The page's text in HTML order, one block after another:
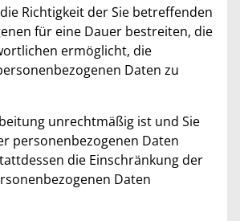
Richtigkeit der Sie betreffenden
für eine Dauer bestreiten, die
ermöglicht, die
Daten zu
unrechtmäßig ist und Sie
personenbezogenen Daten
die Einschränkung der
Daten